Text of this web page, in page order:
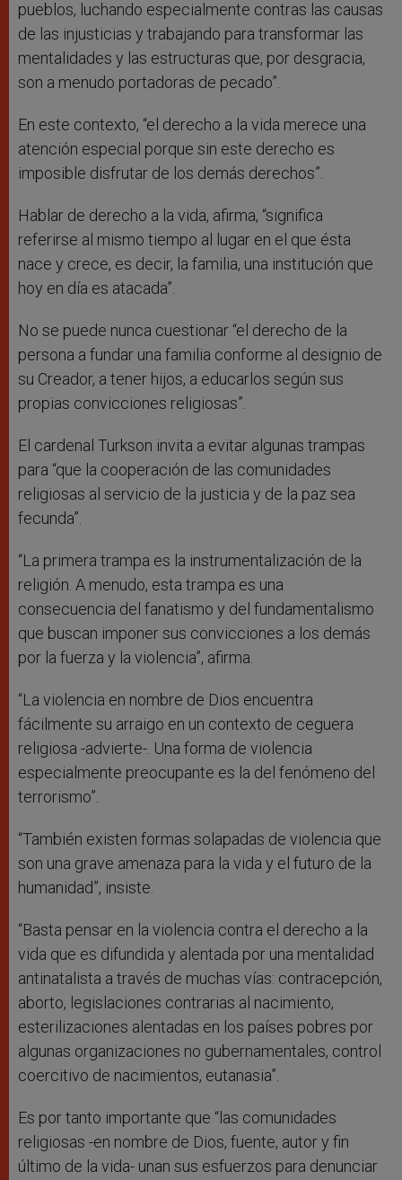
pueblos, luchando especialmente contras las causas
de las injusticias y trabajando para transformar las
mentalidades y las estructuras que, por desgracia,
son a menudo portadoras de pecado”.
En este contexto, “el derecho a la vida merece una
atención especial porque sin este derecho es
imposible disfrutar de los demás derechos”.
Hablar de derecho a la vida, afirma, “significa
referirse al mismo tiempo al lugar en el que ésta
nace y crece, es decir, la familia, una institución que
hoy en día es atacada”.
No se puede nunca cuestionar “el derecho de la
persona a fundar una familia conforme al designio de
su Creador, a tener hijos, a educarlos según sus
propias convicciones religiosas”.
El cardenal Turkson invita a evitar algunas trampas
para “que la cooperación de las comunidades
religiosas al servicio de la justicia y de la paz sea
fecunda”.
“La primera trampa es la instrumentalización de la
religión. A menudo, esta trampa es una
consecuencia del fanatismo y del fundamentalismo
que buscan imponer sus convicciones a los demás
por la fuerza y la violencia”, afirma.
“La violencia en nombre de Dios encuentra
fácilmente su arraigo en un contexto de ceguera
religiosa -advierte-. Una forma de violencia
especialmente preocupante es la del fenómeno del
terrorismo”.
“También existen formas solapadas de violencia que
son una grave amenaza para la vida y el futuro de la
humanidad”, insiste.
“Basta pensar en la violencia contra el derecho a la
vida que es difundida y alentada por una mentalidad
antinatalista a través de muchas vías: contracepción,
aborto, legislaciones contrarias al nacimiento,
esterilizaciones alentadas en los países pobres por
algunas organizaciones no gubernamentales, control
coercitivo de nacimientos, eutanasia”.
Es por tanto importante que “las comunidades
religiosas -en nombre de Dios, fuente, autor y fin
último de la vida- unan sus esfuerzos para denunciar